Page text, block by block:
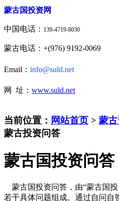
蒙古国投资网
中国电话： 139-4719-8030
蒙古电话：+(976) 9192-0069
Email： info@suld.net
网 址： www.suld.net
当前位置： 网站首页 > 蒙
蒙古投资问答
蒙古国投资问答
蒙古国投资问答，由“蒙古国投
若干具体问题组成。通过自问自